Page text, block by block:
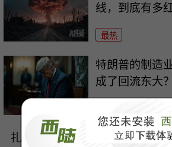
线，到底有多红
最热
特朗普的制造
成了回流东大？
扎胖摊牌：乌克兰的\"北约梦\"为